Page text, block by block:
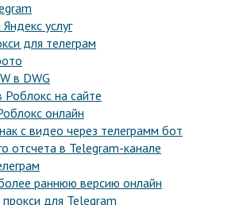
услуг
для телеграм
в DWG
Роблокс на сайте
онлайн
с видео через телеграмм бот
отсчета в Telegram-канале
раннюю версию онлайн
для Telegram